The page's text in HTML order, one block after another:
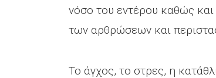
νόσο του εντέρου καθώς
των αρθρώσεων και
Το άγχος, το στρες, η